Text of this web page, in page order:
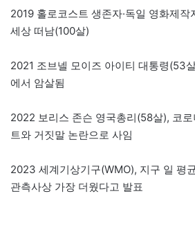
2019 홀로코스트 생존자·독일 영화제작
세상 떠남(100살)
2021 조브넬 모이즈 아이티 대통령(53
에서 암살됨
2022 보리스 존슨 영국총리(58살), 코
트와 거짓말 논란으로 사임
2023 세계기상기구(WMO), 지구 일 평
관측사상 가장 더웠다고 발표